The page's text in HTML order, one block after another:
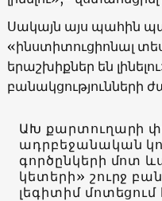
Սակայն այս պահին
«ինստիտուցիոնալ
երաշխիքներ են
բանակցությունների
ԱԽ քարտուղարի
ադրբեջանական
գործընկերի մոտ
կետերի» շուրջ
լեգիտիմ մոտեցում